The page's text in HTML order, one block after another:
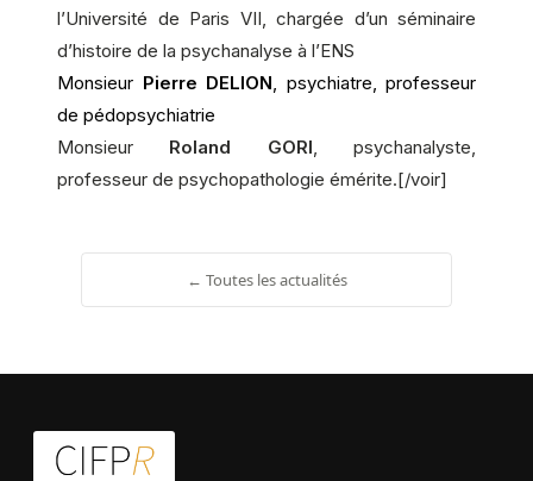
l’Université de Paris VII, chargée d’un séminaire
d’histoire de la psychanalyse à l’ENS
Monsieur Pierre DELION, psychiatre, professeur
de pédopsychiatrie
Monsieur Roland GORI, psychanalyste,
professeur de psychopathologie émérite.[/voir]
← Toutes les actualités